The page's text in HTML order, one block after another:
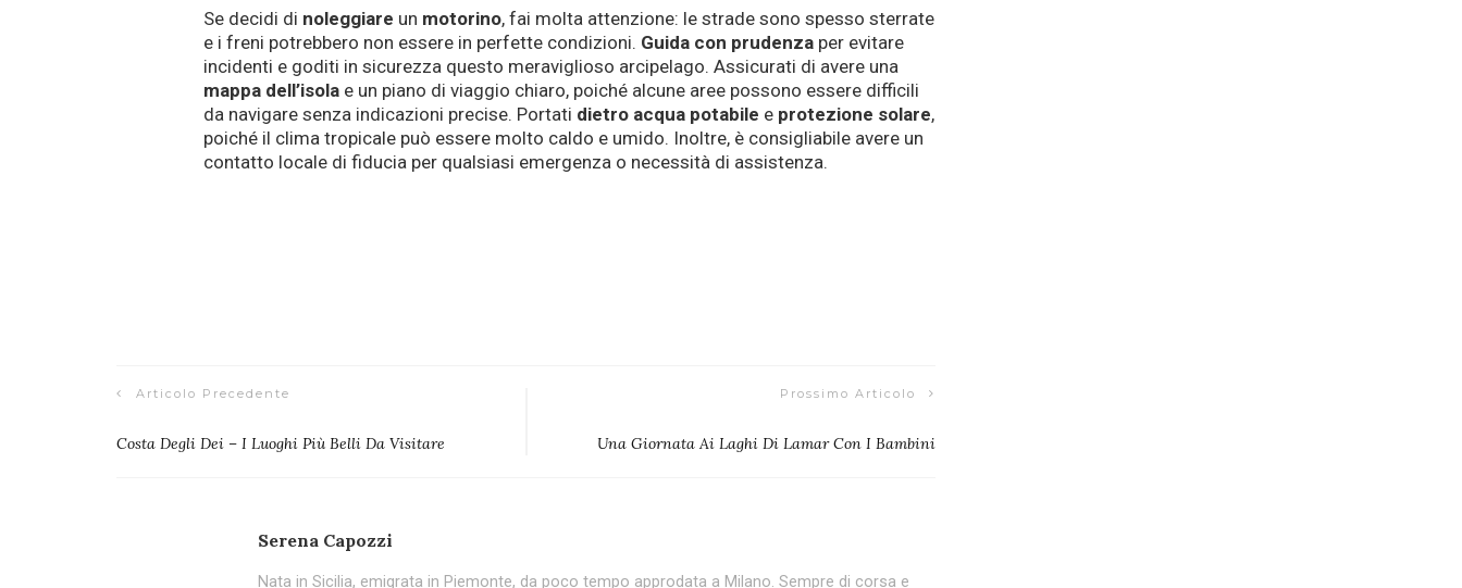
Se decidi di noleggiare un motorino, fai molta attenzione: le strade sono spesso sterrate
e i freni potrebbero non essere in perfette condizioni. Guida con prudenza per evitare
incidenti e goditi in sicurezza questo meraviglioso arcipelago. Assicurati di avere una
mappa dell’isola e un piano di viaggio chiaro, poiché alcune aree possono essere difficili
da navigare senza indicazioni precise. Portati dietro acqua potabile e protezione solare,
poiché il clima tropicale può essere molto caldo e umido. Inoltre, è consigliabile avere un
contatto locale di fiducia per qualsiasi emergenza o necessità di assistenza.
Articolo Precedente
Costa Degli Dei – I Luoghi Più Belli Da Visitare
Prossimo Articolo
Una Giornata Ai Laghi Di Lamar Con I Bambini
Serena Capozzi
Nata in Sicilia, emigrata in Piemonte, da poco tempo approdata a Milano. Sempre di corsa e